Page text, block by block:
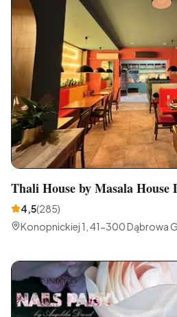
Thali House by Masala House
4,5(285)
Konopnickiej 1, 41-300 Dąbrowa